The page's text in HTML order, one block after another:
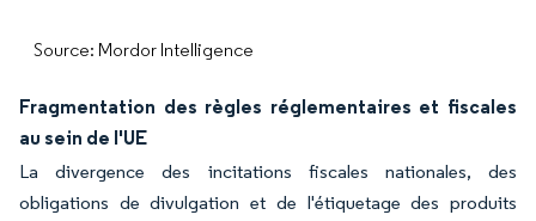
Source: Mordor Intelligence
Fragmentation des règles réglementaires et fiscales
au sein de l'UE
La divergence des incitations fiscales nationales, des
obligations de divulgation et de l'étiquetage des produits